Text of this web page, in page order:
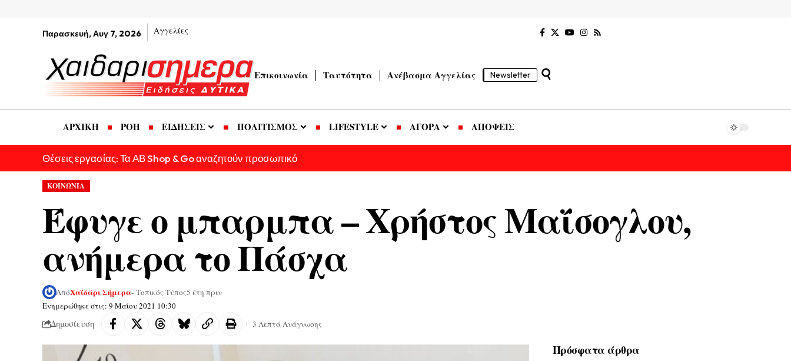
Παρασκευή, Αυγ 7, 2026 Αγγελίες
Επικοινωνία Ταυτότητα Ανέβασμα Αγγελίας Newsletter
ΑΡΧΙΚΗ ΡΟΗ ΕΙΔΗΣΕΙΣ ΠΟΛΙΤΙΣΜΟΣ LIFESTYLE ΑΓΟΡΑ ΑΠΟΨΕΙΣ
Θέσεις εργασίας: Τα ΑΒ Shop & Go αναζητούν προσωπικό
ΚΟΙΝΩΝΙΑ
Έφυγε ο μπαρμπα – Χρήστος Μαΐσογλου,
ανήμερα το Πάσχα
Ενημερώθηκε στις: 9 Μαΐου 2021 10:30
ΑπόΧαϊδάρι Σήμερα- Τοπικός Τύπος5 έτη πριν
Δημοσίευση 3 Λεπτά Ανάγνωσης
Πρόσφατα άρθρα